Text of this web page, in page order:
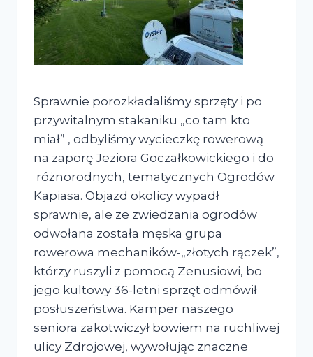
Sprawnie porozkładaliśmy sprzęty i po
przywitalnym stakaniku „co tam kto
miał” , odbyliśmy wycieczkę rowerową
na zaporę Jeziora Goczałkowickiego i do
różnorodnych, tematycznych Ogrodów
Kapiasa. Objazd okolicy wypadł
sprawnie, ale ze zwiedzania ogrodów
odwołana została męska grupa
rowerowa mechaników-„złotych rączek”,
którzy ruszyli z pomocą Zenusiowi, bo
jego kultowy 36-letni sprzęt odmówił
posłuszeństwa. Kamper naszego
seniora zakotwiczył bowiem na ruchliwej
ulicy Zdrojowej, wywołując znaczne